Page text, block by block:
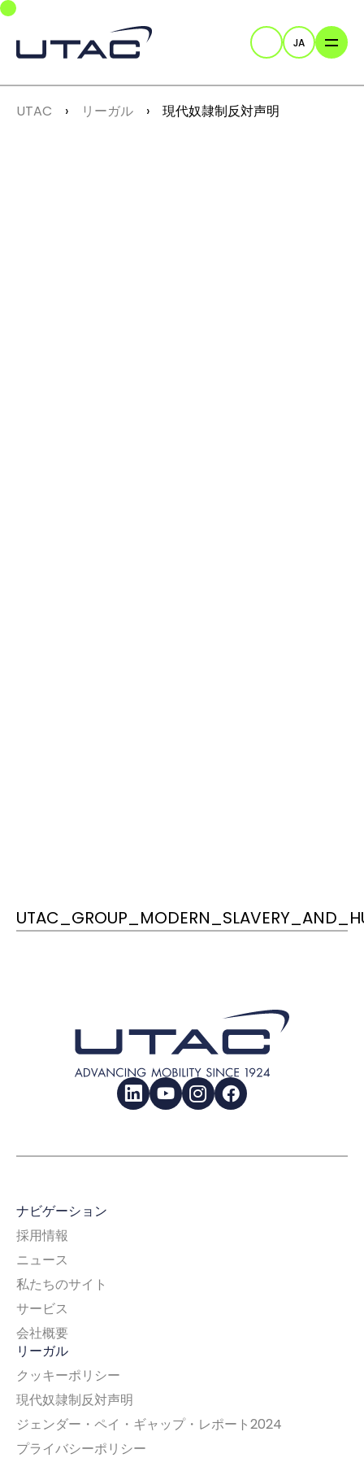
Skip to main navigation
Skip to main content
Skip to page footer
検索JA
You are here:
UTAC リーガル 現代奴隷制反対声明
LinkedInYouTubeInstagramFacebook
ナビゲーション
採用情報
ニュース
私たちのサイト
サービス
会社概要
リーガル
クッキーポリシー
現代奴隷制反対声明
ジェンダー・ペイ・ギャップ・レポート2024
プライバシーポリシー